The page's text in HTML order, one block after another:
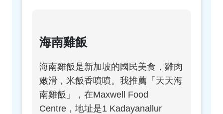
海南雞飯
海南雞飯是新加坡的國民美食，雞肉
嫩滑，米飯香噴噴。我推薦「天天海
南雞飯」，在Maxwell Food
Centre，地址是1 Kadayanallur